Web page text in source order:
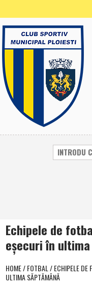
Echipele de
eşecuri în
HOME/FOTBAL/ECHIPELE DE
ULTIMA SĂPTĂMÂNĂ